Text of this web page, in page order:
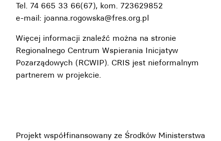
Tel. 74 665 33 66(67), kom. 723629852
e-mail: joanna.rogowska@fres.org.pl
Więcej informacji znaleźć można na stronie
Regionalnego Centrum Wspierania Inicjatyw
Pozarządowych (RCWIP). CRIS jest nieformalnym
partnerem w projekcie.
Projekt współfinansowany ze Środków Ministerstwa